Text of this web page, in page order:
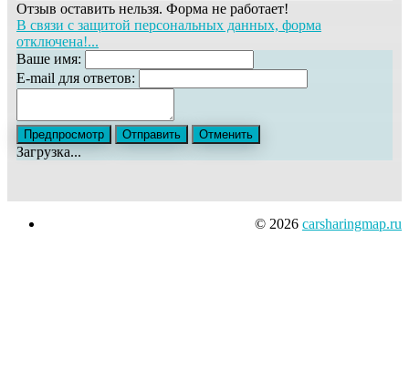
Отзыв оставить нельзя. Форма не работает!
В связи с защитой персональных данных, форма
отключена!...
Ваше имя:
E-mail для ответов:
Загрузка...
© 2026 carsharingmap.ru